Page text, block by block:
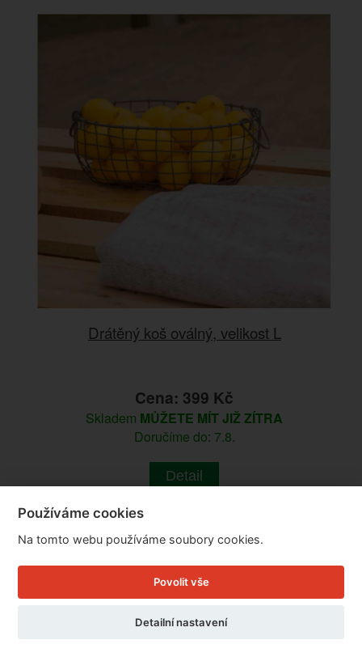
Drátěný koš oválný, velikost L
Cena: 399 Kč
Skladem MŮŽETE MÍT JIŽ ZÍTRA
Doručíme do: 7.8.
Detail
Používáme cookies
Na tomto webu používáme soubory cookies.
Povolit vše
Detailní nastavení